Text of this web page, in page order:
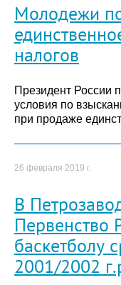
Молодежи
налогов
Президент России
условия по
при продаже
26 февраля 2019 г.
В
Первенство
баскетболу
2001/2002